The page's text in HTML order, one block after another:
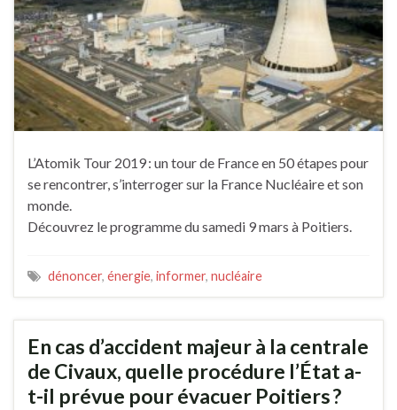
L’Atomik Tour 2019 : un tour de France en 50 étapes pour
se rencontrer, s’interroger sur la France Nucléaire et son
monde.
Découvrez le programme du samedi 9 mars à Poitiers.
dénoncer, énergie, informer, nucléaire
En cas d’accident majeur à la centrale
de Civaux, quelle procédure l’État a-
t-il prévue pour évacuer Poitiers ?